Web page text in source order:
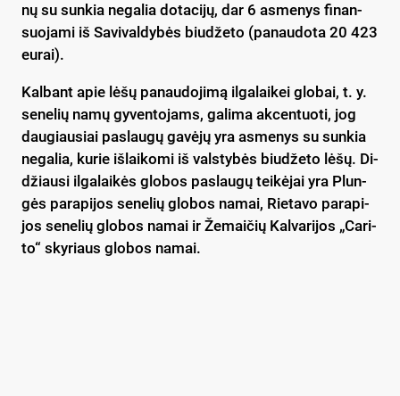
nų su sun­kia ne­ga­lia do­ta­ci­jų, dar 6 as­me­nys fi­nan­
suo­ja­mi iš Sa­vi­val­dy­bės biu­dže­to (pa­nau­do­ta 20 423
eu­rai).
Kal­bant apie lė­šų pa­nau­do­ji­mą il­ga­lai­kei glo­bai, t. y.
se­ne­lių na­mų gy­ven­to­jams, ga­li­ma ak­cen­tuo­ti, jog
dau­giau­siai pa­slau­gų ga­vė­jų yra as­me­nys su sun­kia
ne­ga­lia, ku­rie iš­lai­ko­mi iš vals­ty­bės biu­dže­to lė­šų. Di­
džiau­si il­ga­lai­kės glo­bos pa­slau­gų tei­kė­jai yra Plun­
gės pa­ra­pi­jos se­ne­lių glo­bos na­mai, Rie­ta­vo pa­ra­pi­
jos se­ne­lių glo­bos na­mai ir Že­mai­čių Kal­va­ri­jos „Ca­ri­
to“ skyriaus glo­bos na­mai.